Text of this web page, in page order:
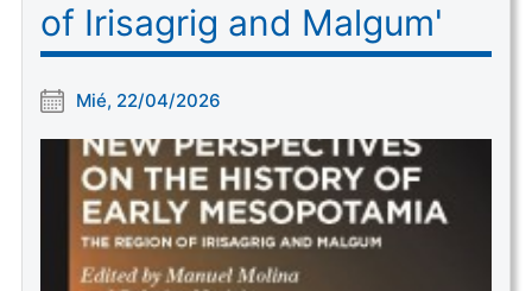
of Irisagrig and Malgum'
Mié, 22/04/2026